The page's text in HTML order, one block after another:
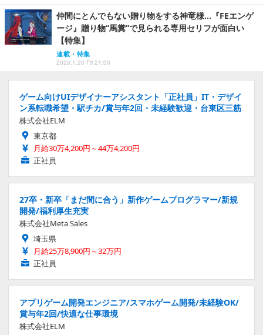
仲間にとんでもない贈り物をする神竜様…『FEエンゲ
ージ』贈り物“馬糞”で見られる専用セリフが面白い
【特集】
連載・特集
2023.1.20 Fri 21:00
ゲーム向けUIデザイナーアシスタント「正社員」IT・デザイ
ン系転職希望・駅チカ/賞与年2回・未経験歓迎・台東区三筋
株式会社ELM
東京都
月給30万4,200円～44万4,200円
正社員
27卒・新卒「まだ間に合う」新作ゲームプログラマー/新規
開発/福利厚生充実
株式会社Meta Sales
埼玉県
月給25万8,900円～32万円
正社員
アプリゲーム開発エンジニア/スマホゲーム開発/未経験OK/
賞与年2回/快適な仕事環境
株式会社ELM